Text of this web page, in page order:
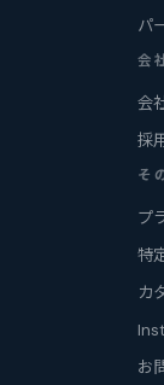
パ
会
会
採
そ
プ
特
カ
お